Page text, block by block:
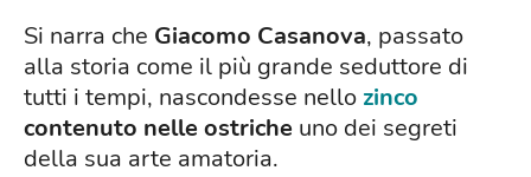
Si narra che Giacomo Casanova, passato
alla storia come il più grande seduttore di
tutti i tempi, nascondesse nello zinco
contenuto nelle ostriche uno dei segreti
della sua arte amatoria.